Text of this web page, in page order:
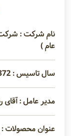
نام شرکت :
عام )
سال تاسیس : 1372
مدیر عامل : آقای
عنوان محصولات